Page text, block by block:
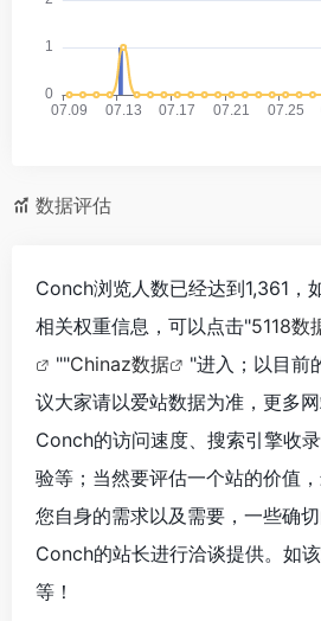
数据评估
Conch浏览人数已经达到1,361，
相关权重信息，可以点击"5118数
""Chinaz数据
"进入；以目前
议大家请以爱站数据为准，更多
Conch的访问速度、搜索引擎收
验等；当然要评估一个站的价值
您自身的需求以及需要，一些确
Conch的站长进行洽谈提供。如
等！